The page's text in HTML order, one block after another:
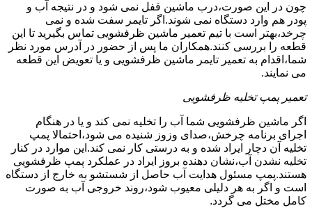
چون در این صورت،درب ماشین قفل نمی شود و در نتیجه آب و
پودر هم وارد دستگاه نمی شوند.اگر تایمر سفت شده و نمی
چرخد،بهتر است با تیم تعمیر ماشین ظرفشویی تماس بگیرید تا این
قطعه را بررسی کنند.همکاران ما پس از حضور در آدرس مورد نظر
شما،اقدام به تعمیر تایمر ماشین ظرفشویی و یا تعویض این قطعه
می نمایند.
تعمیر پمپ تخلیه ظرفشویی
اگر ماشین ظرفشویی شما آب را تخلیه نمی کند و یا در هنگام
اجرای برنامه چرخش،صدای وزوز شنیده می شود،احتمالا پمپ
تخلیه آن دچار ایراد شده و به درستی کار نمی کند.این موارد در کنار
تخلیه نشدن آب،نشان دهنده بروز ایراد در عملکرد پمپ ظرفشویی
هستند.پمپ مسئول هدایت آب حاصل از شستشو به خارج از دستگاه
است و اگر به هر دلیلی معیوب شود،روند خروجی آب به صورت
کامل مختل می گردد.